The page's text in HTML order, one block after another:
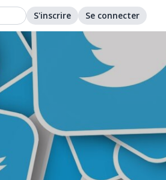
S'inscrire Se connecter